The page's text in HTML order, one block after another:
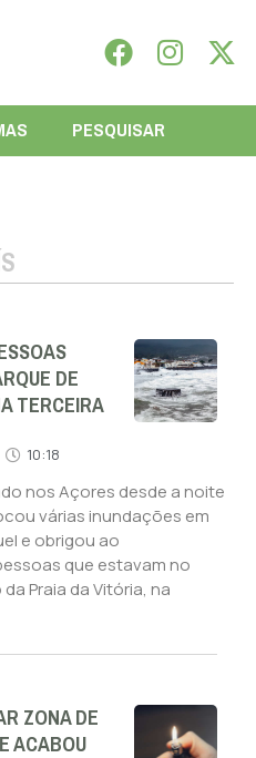
PESQUISAR
DE
TERCEIRA
10:18
nos Açores desde a noite
várias inundações em
e obrigou ao
que estavam no
Praia da Vitória, na
ZONA DE
ACABOU